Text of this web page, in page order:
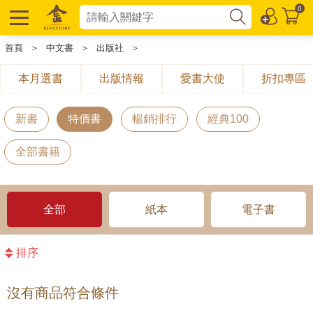
0
首頁 ＞ 中文書 ＞ 出版社 ＞
本月選書 出版情報 愛書大使 折扣專區
新書 特價書 暢銷排行 經典100
全部書籍
全部 紙本 電子書
排序
沒有商品符合條件